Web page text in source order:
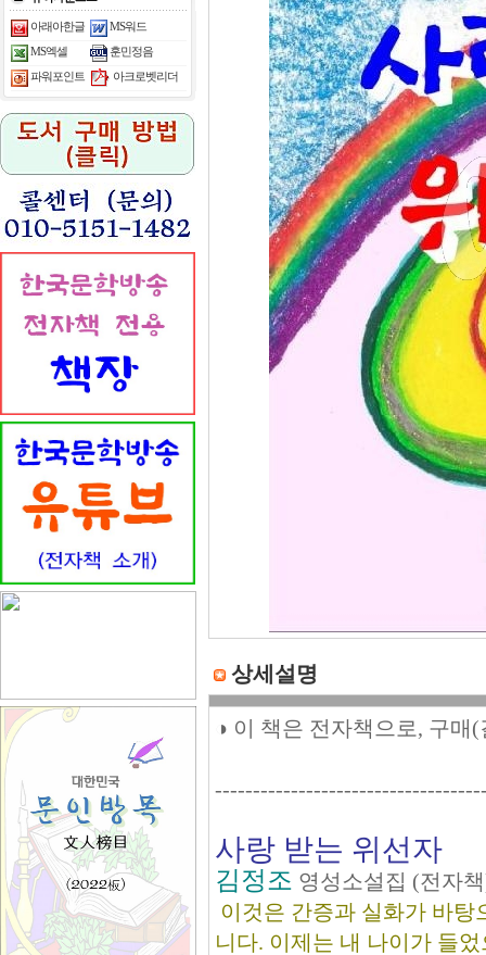
아래아한글 MS워드
MS엑셀 훈민정음
파워포인트 아크로벳리더
상세설명
◑ 이 책은 전자책으로, 구매
사랑 받는 위선자
김정조 영성소설집 (전자
이것은 간증과 실화가 바
니다. 이제는 내 나이가 들